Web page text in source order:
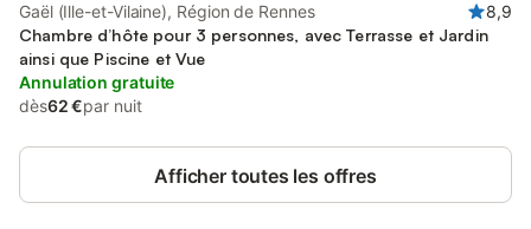
Gaël (Ille-et-Vilaine), Région de Rennes
8,9
Chambre d’hôte pour 3 personnes, avec Terrasse et Jardin
ainsi que Piscine et Vue
Annulation gratuite
dès62 €par nuit
Afficher toutes les offres